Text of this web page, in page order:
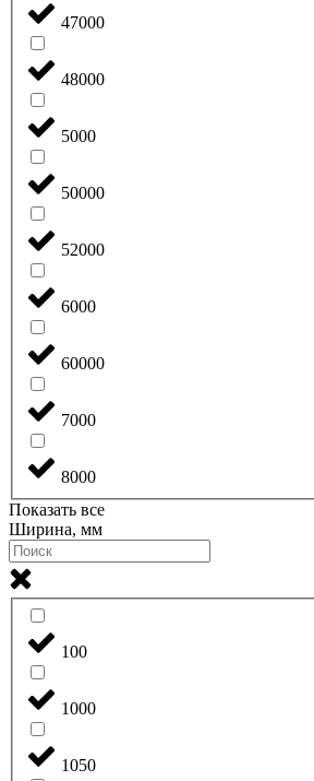
47000
48000
5000
50000
52000
6000
60000
7000
8000
Показать все
Ширина, мм
100
1000
1050